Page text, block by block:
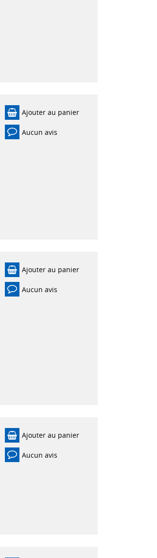
Ajouter au panier
Aucun avis
Ajouter au panier
Aucun avis
Ajouter au panier
Aucun avis